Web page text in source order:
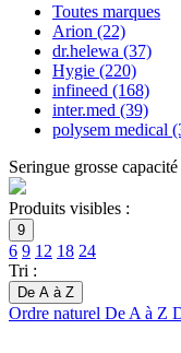
Toutes marques
Arion (22)
dr.helewa (37)
Hygie (220)
infineed (168)
inter.med (39)
polysem medical
Seringue grosse capacité
Produits visibles :
9
6 9 12 18 24
Tri :
De A à Z
Ordre naturel De A à Z